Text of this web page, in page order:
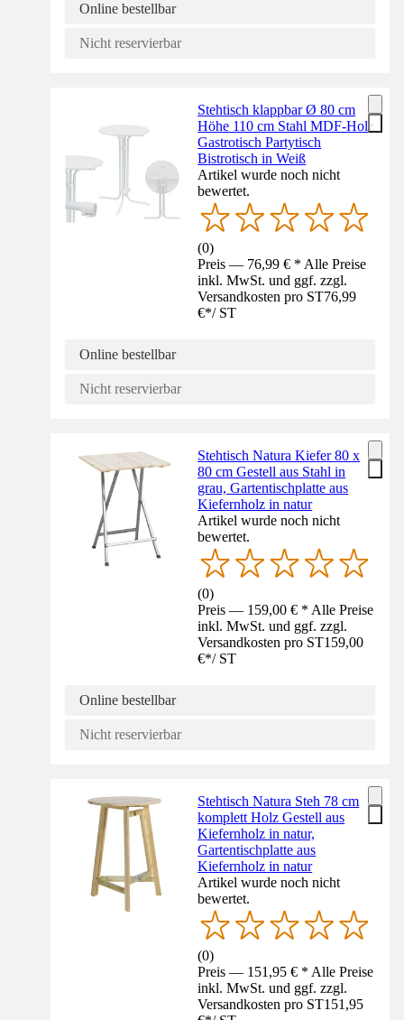
Online bestellbar
Nicht reservierbar
Stehtisch klappbar Ø 80 cm
Höhe 110 cm Stahl MDF-Holz
Gastrotisch Partytisch
Bistrotisch in Weiß
Artikel wurde noch nicht
bewertet.
(0)
Preis — 76,99 € * Alle Preise
inkl. MwSt. und ggf. zzgl.
Versandkosten pro ST76,99
€*/ ST
Online bestellbar
Nicht reservierbar
Stehtisch Natura Kiefer 80 x
80 cm Gestell aus Stahl in
grau, Gartentischplatte aus
Kiefernholz in natur
Artikel wurde noch nicht
bewertet.
(0)
Preis — 159,00 € * Alle Preise
inkl. MwSt. und ggf. zzgl.
Versandkosten pro ST159,00
€*/ ST
Online bestellbar
Nicht reservierbar
Stehtisch Natura Steh 78 cm
komplett Holz Gestell aus
Kiefernholz in natur,
Gartentischplatte aus
Kiefernholz in natur
Artikel wurde noch nicht
bewertet.
(0)
Preis — 151,95 € * Alle Preise
inkl. MwSt. und ggf. zzgl.
Versandkosten pro ST151,95